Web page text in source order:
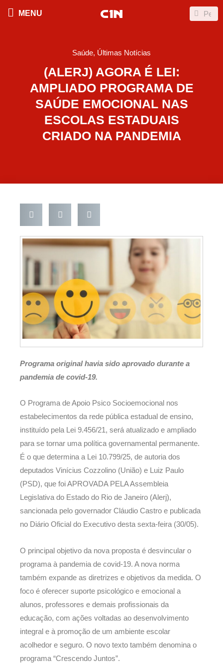
para
MENU Search
Search
Saúde, Últimas Notícias
(ALERJ) AGORA É LEI:
AMPLIADO PROGRAMA DE
SAÚDE EMOCIONAL NAS
ESCOLAS ESTADUAIS
CRIADO NA PANDEMIA
Programa original havia sido aprovado durante a
pandemia de covid-19.
O Programa de Apoio Psico Socioemocional nos
estabelecimentos da rede pública estadual de ensino,
instituído pela Lei 9.456/21, será atualizado e ampliado
para se tornar uma política governamental permanente.
É o que determina a Lei 10.799/25, de autoria dos
deputados Vinícius Cozzolino (União) e Luiz Paulo
(PSD), que foi APROVADA PELA Assembleia
Legislativa do Estado do Rio de Janeiro (Alerj),
sancionada pelo governador Cláudio Castro e publicada
no Diário Oficial do Executivo desta sexta-feira (30/05).
O principal objetivo da nova proposta é desvincular o
programa à pandemia de covid-19. A nova norma
também expande as diretrizes e objetivos da medida. O
foco é oferecer suporte psicológico e emocional a
alunos, professores e demais profissionais da
educação, com ações voltadas ao desenvolvimento
integral e à promoção de um ambiente escolar
acolhedor e seguro. O novo texto também denomina o
programa “Crescendo Juntos”.